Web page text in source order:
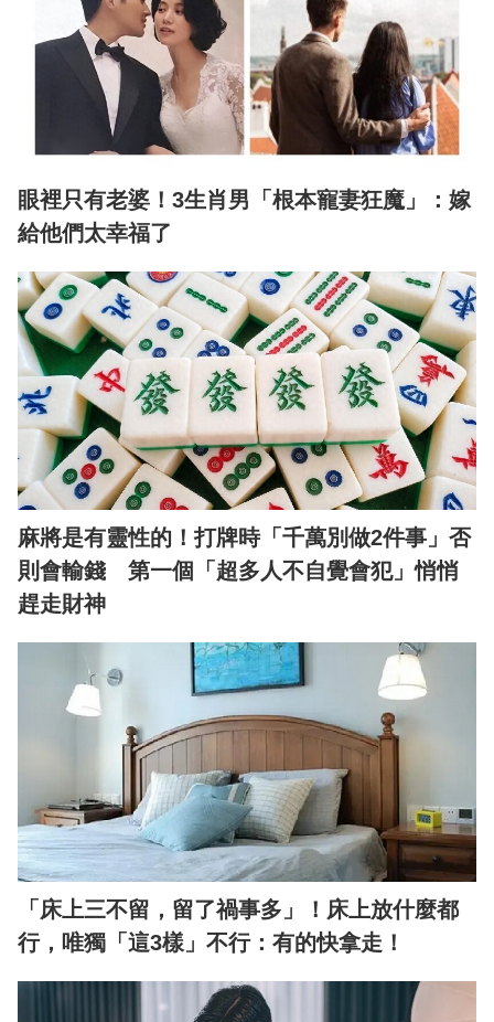
眼裡只有老婆！3生肖男「根本寵妻狂魔」：嫁
給他們太幸福了
麻將是有靈性的！打牌時「千萬別做2件事」否
則會輸錢 第一個「超多人不自覺會犯」悄悄
趕走財神
「床上三不留，留了禍事多」！床上放什麼都
行，唯獨「這3樣」不行：有的快拿走！